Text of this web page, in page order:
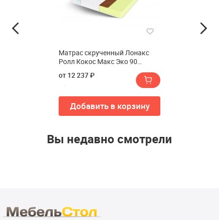
Матрас скрученный Лонакс
Ролл Кокос Макс Эко 90
ROLL COCOS MAX ECO 90 см)
от 12 237 ₽
Добавить в корзину
Вы недавно смотрели